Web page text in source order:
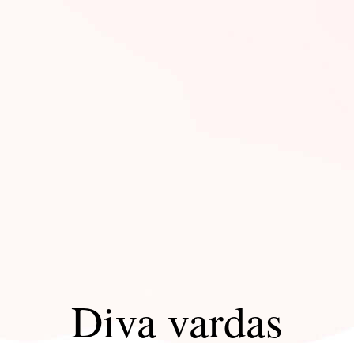
Diva vardas